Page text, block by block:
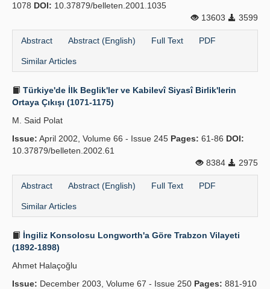
1078 DOI: 10.37879/belleten.2001.1035
13603
3599
Abstract Abstract (English) Full Text PDF
Similar Articles
Türkiye'de İlk Beglik'ler ve Kabilevî Siyasî Birlik'lerin
Ortaya Çıkışı (1071-1175)
M. Said Polat
Issue: April 2002, Volume 66 - Issue 245 Pages: 61-86 DOI:
10.37879/belleten.2002.61
8384
2975
Abstract Abstract (English) Full Text PDF
Similar Articles
İngiliz Konsolosu Longworth'a Göre Trabzon Vilayeti
(1892-1898)
Ahmet Halaçoğlu
Issue: December 2003, Volume 67 - Issue 250 Pages: 881-910